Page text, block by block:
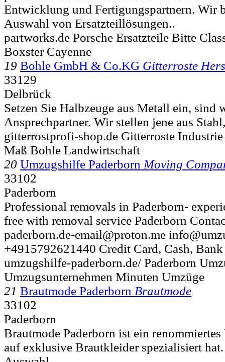
Entwicklung und Fertigungspartnern. Wir
Auswahl von Ersatzteillösungen..
partworks.de Porsche Ersatzteile Bitte
Boxster Cayenne
19 Bohle GmbH & Co.KG Gitterroste
33129
Delbrück
Setzen Sie Halbzeuge aus Metall ein, sind
Ansprechpartner. Wir stellen jene aus
gitterrostprofi-shop.de Gitterroste
Maß Bohle Landwirtschaft
20 Umzugshilfe Paderborn Moving
33102
Paderborn
Professional removals in Paderborn-
free with removal service Paderborn
paderborn.de-email@proton.me
+4915792621440 Credit Card, Cash,
umzugshilfe-paderborn.de/ Paderborn
Umzugsunternehmen Minuten Umzüge
21 Brautmode Paderborn Brautmode
33102
Paderborn
Brautmode Paderborn ist ein
auf exklusive Brautkleider spezialisiert